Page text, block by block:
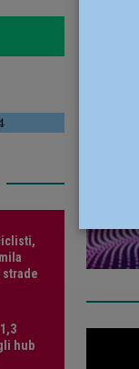
estremo e asili nido,
hub